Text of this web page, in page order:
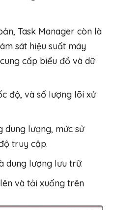
Task Manager còn là
sát hiệu suất máy
cung cấp biểu đồ và dữ
độ, và số lượng lõi xử
dung lượng, mức sử
truy cập.
dung lượng lưu trữ.
và tải xuống trên